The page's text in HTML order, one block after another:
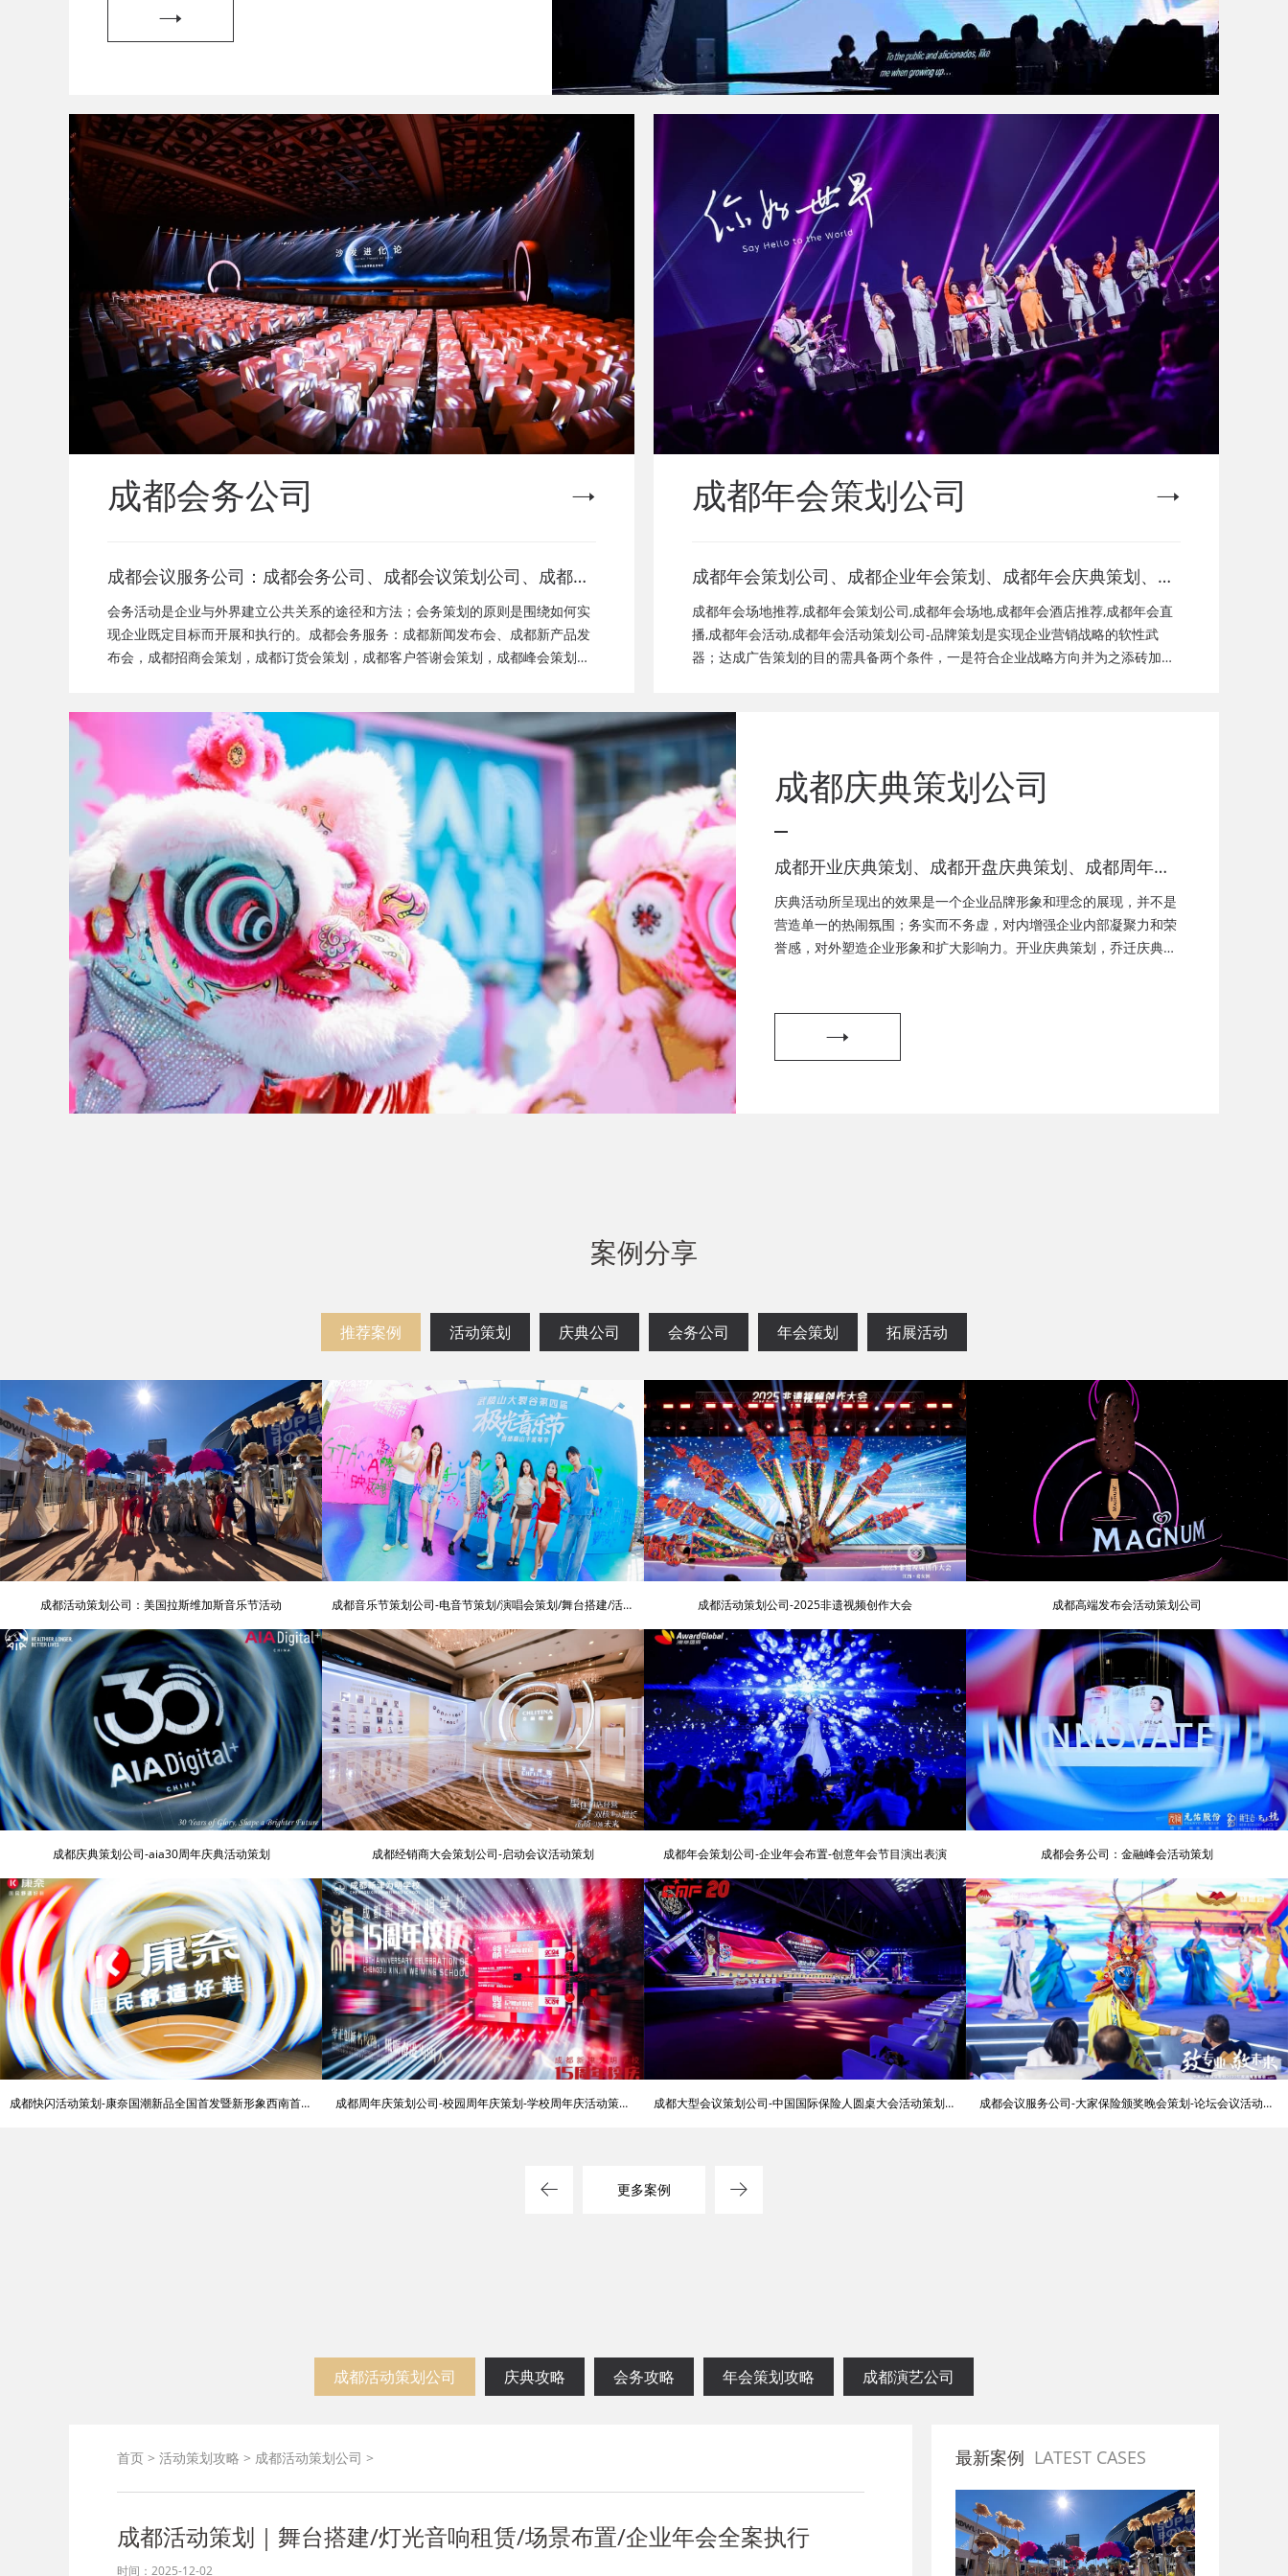
成都会务公司
成都会议服务公司：成都会务公司、成都会议策划公司、成都新
闻发布会策划、成都新产品发布会策划、成都经销商会议策划、
成都招商会策划、成都订货会策划、成都颁奖会策划、成都客户
答谢会策划、成都高峰论坛策划公司、成都年会策划、成都会议
会务活动是企业与外界建立公共关系的途径和方法；会务策划的原则是围绕如何实
现企业既定目标而开展和执行的。成都会务服务：成都新闻发布会、成都新产品发
布会，成都招商会策划，成都订货会策划，成都客户答谢会策划，成都峰会策划公
成都年会策划公司
成都年会策划公司、成都企业年会策划、成都年会庆典策划、成
都年会节目表演、成都年会节目演出、成都年会活动策划公司、
成都年会布置公司，成都年会现场搭建公司，成都年会节目表
演，年会节目创意节目，年会策划方案详细流程，年会策划，年
成都年会场地推荐,成都年会策划公司,成都年会场地,成都年会酒店推荐,成都年会直
播,成都年会活动,成都年会活动策划公司-品牌策划是实现企业营销战略的软性武
器；达成广告策划的目的需具备两个条件，一是符合企业战略方向并为之添砖加
成都庆典策划公司
成都开业庆典策划、成都开盘庆典策划、成都周年庆
典策划、成都启动仪式策划、成都揭幕仪式策划、成
都开工仪式策划、成都竣工仪式策划、成都封顶仪式
策划、成都奠基仪式策划、成都签约仪式策划、成都
划
庆典活动所呈现出的效果是一个企业品牌形象和理念的展现，并不是
营造单一的热闹氛围；务实而不务虚，对内增强企业内部凝聚力和荣
誉感，对外塑造企业形象和扩大影响力。开业庆典策划，乔迁庆典策
案例分享
推荐案例 活动策划 庆典公司 会务公司 年会策划 拓展活动
成都活动策划公司：美国拉斯维加斯音乐节活动 成都音乐节策划公司-电音节策划/演唱会策划/舞台搭建/活动
氛围布置/明星艺人网红邀请
成都活动策划公司-2025非遗视频创作大会 成都高端发布会活动策划公司
成都庆典策划公司-aia30周年庆典活动策划 成都经销商大会策划公司-启动会议活动策划 成都年会策划公司-企业年会布置-创意年会节目演出表演 成都会务公司：金融峰会活动策划
成都快闪活动策划-康奈国潮新品全国首发暨新形象西南首店 成都周年庆策划公司-校园周年庆策划-学校周年庆活动策划 成都大型会议策划公司-中国国际保险人圆桌大会活动策划公 成都会议服务公司-大家保险颁奖晚会策划-论坛会议活动策
更多案例
成都活动策划公司 庆典攻略 会务攻略 年会策划攻略 成都演艺公司
首页 > 活动策划攻略 > 成都活动策划公司 >
成都活动策划｜舞台搭建/灯光音响租赁/场景布置/企业年会全案执行
时间：2025-12-02
最新案例 LATEST CASES